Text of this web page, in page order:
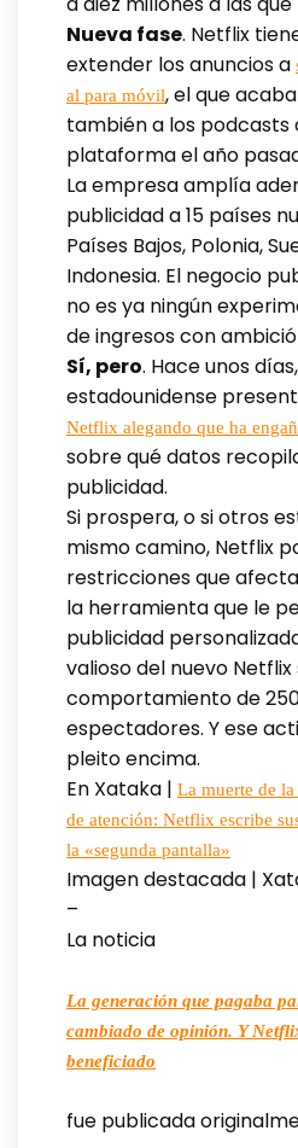
Nueva fase. Netflix
extender los anuncios a
al para móvil, el que
también a los podcasts
plataforma el año
La empresa amplía
publicidad a 15 países
Países Bajos, Polonia,
Indonesia. El negocio
no es ya ningún
de ingresos con
Sí, pero. Hace unos
estadounidense
Netflix alegando que ha
sobre qué datos
publicidad.
Si prospera, o si otros
mismo camino, Netflix
restricciones que
la herramienta que le
publicidad
valioso del nuevo
comportamiento de
espectadores. Y ese
pleito encima.
En Xataka | La muerte de
de atención: Netflix escribe
la «segunda pantalla»
Imagen destacada |
–
La noticia
La generación que pagaba
cambiado de opinión. Y
beneficiado
fue publicada